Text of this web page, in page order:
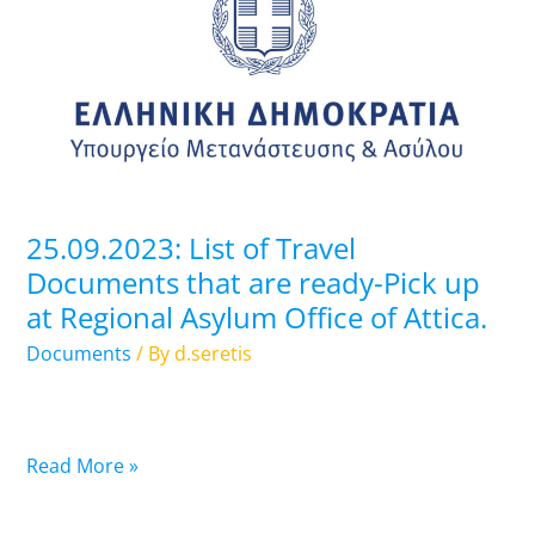
25.09.2023: List of Travel
Documents that are ready-Pick up
at Regional Asylum Office of Attica.
Documents / Byd.seretis
ready-
at
Regional
Asylum
Office
Read More »